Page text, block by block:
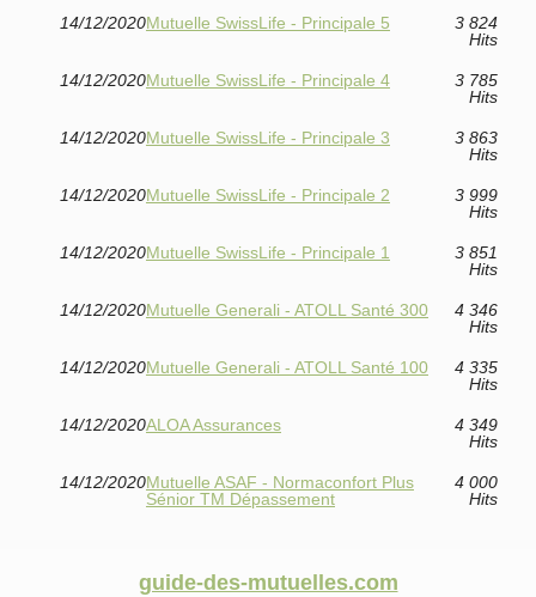
14/12/2020Mutuelle SwissLife - Principale 5
3 824
Hits
14/12/2020Mutuelle SwissLife - Principale 4
3 785
Hits
14/12/2020Mutuelle SwissLife - Principale 3
3 863
Hits
14/12/2020Mutuelle SwissLife - Principale 2
3 999
Hits
14/12/2020Mutuelle SwissLife - Principale 1
3 851
Hits
14/12/2020Mutuelle Generali - ATOLL Santé 300
4 346
Hits
14/12/2020Mutuelle Generali - ATOLL Santé 100
4 335
Hits
14/12/2020ALOA Assurances
4 349
Hits
14/12/2020Mutuelle ASAF - Normaconfort Plus
Sénior TM Dépassement
4 000
Hits
guide-des-mutuelles.com